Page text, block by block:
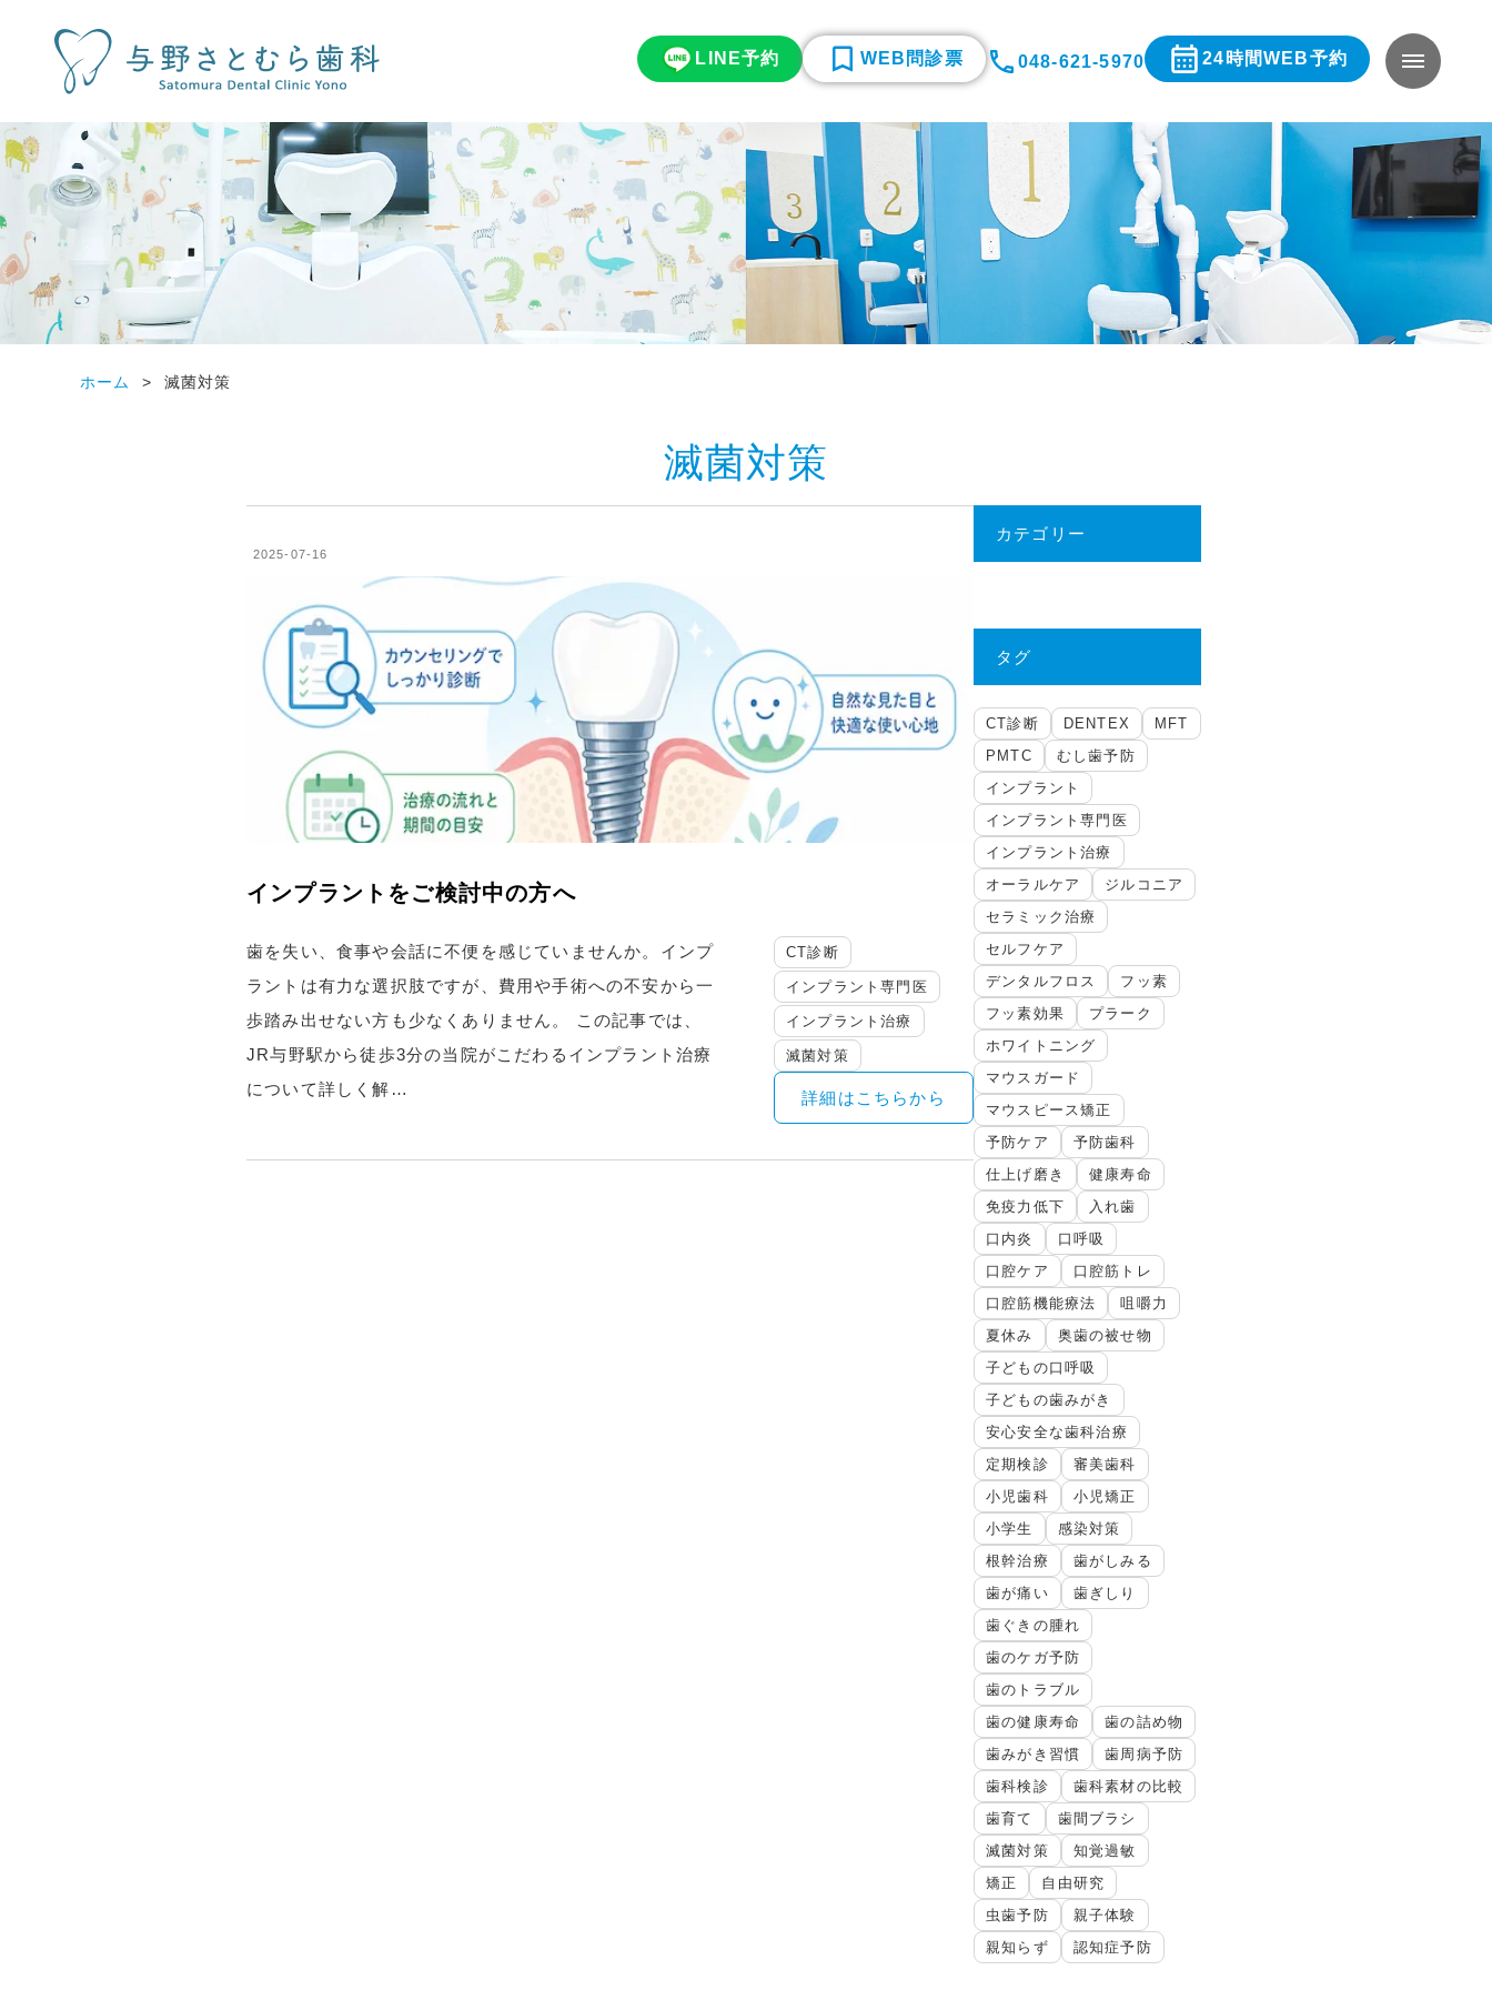
LINE予約 WEB問診票 048-621-5970 24時間WEB予約
ホーム 滅菌対策
滅菌対策
2025-07-16
インプラントをご検討中の方へ
歯を失い、食事や会話に不便を感じていませんか。インプ
ラントは有力な選択肢ですが、費用や手術への不安から一
歩踏み出せない方も少なくありません。 この記事では、
JR与野駅から徒歩3分の当院がこだわるインプラント治療
について詳しく解…
CT診断
インプラント専門医
インプラント治療
滅菌対策
詳細はこちらから
カテゴリー
タグ
CT診断 DENTEX
MFT
PMTC
むし歯予防
インプラント
インプラント専門医
インプラント治療
オーラルケア
ジルコニア
セラミック治療
セルフケア
デンタルフロス
フッ素
フッ素効果
プラーク
ホワイトニング
マウスガード
マウスピース矯正
予防ケア
予防歯科
仕上げ磨き
健康寿命
免疫力低下
入れ歯
口内炎
口呼吸
口腔ケア
口腔筋トレ
口腔筋機能療法
咀嚼力
夏休み
奥歯の被せ物
子どもの口呼吸
子どもの歯みがき
安心安全な歯科治療
定期検診
審美歯科
小児歯科
小児矯正
小学生
感染対策
根幹治療
歯がしみる
歯が痛い
歯ぎしり
歯ぐきの腫れ
歯のケガ予防
歯のトラブル
歯の健康寿命
歯の詰め物
歯みがき習慣
歯周病予防
歯科検診
歯科素材の比較
歯育て
歯間ブラシ
滅菌対策
知覚過敏
矯正
自由研究
虫歯予防
親子体験
親知らず
認知症予防